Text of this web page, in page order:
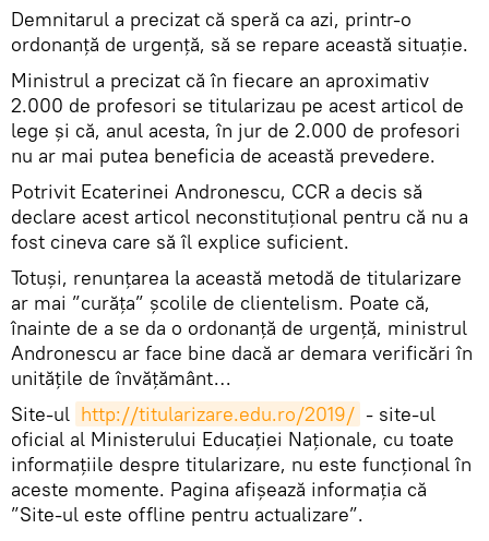
Demnitarul a precizat că speră ca azi, printr-o
ordonanță de urgență, să se repare această situație.
Ministrul a precizat că în fiecare an aproximativ
2.000 de profesori se titularizau pe acest articol de
lege şi că, anul acesta, în jur de 2.000 de profesori
nu ar mai putea beneficia de această prevedere.
Potrivit Ecaterinei Andronescu, CCR a decis să
declare acest articol neconstituțional pentru că nu a
fost cineva care să îl explice suficient.
Totuși, renunțarea la această metodă de titularizare
ar mai ”curăța” școlile de clientelism. Poate că,
înainte de a se da o ordonanță de urgență, ministrul
Andronescu ar face bine dacă ar demara verificări în
unitățile de învățământ…
Site-ul http://titularizare.edu.ro/2019/ - site-ul
oficial al Ministerului Educației Naționale, cu toate
informațiile despre titularizare, nu este funcțional în
aceste momente. Pagina afișează informația că
”Site-ul este offline pentru actualizare”.